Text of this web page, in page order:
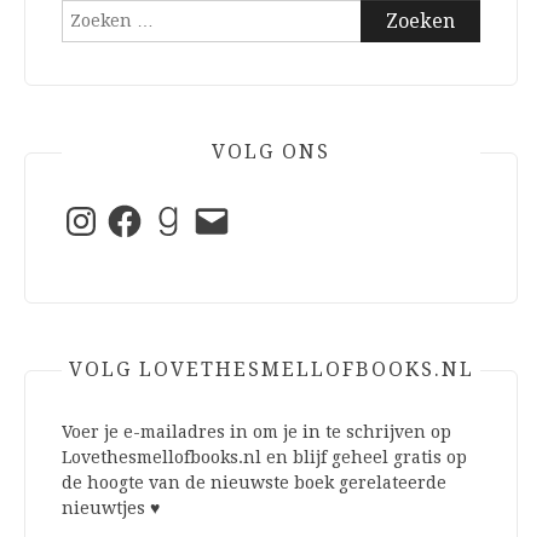
Zoeken
VOLG ONS
InstagramFacebookGoodreads
E-
mail
VOLG LOVETHESMELLOFBOOKS.NL
Voer je e-mailadres in om je in te schrijven op
Lovethesmellofbooks.nl en blijf geheel gratis op
de hoogte van de nieuwste boek gerelateerde
nieuwtjes ♥